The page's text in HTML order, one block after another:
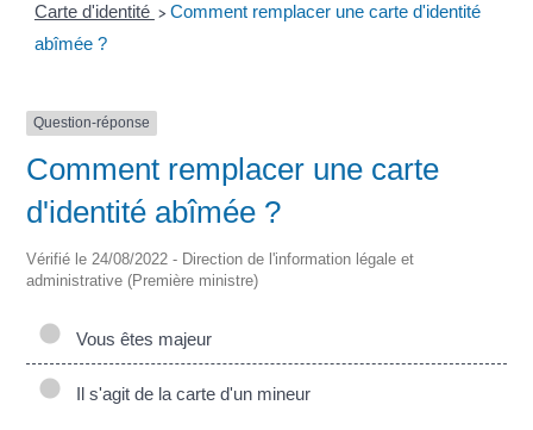
Carte d'identité > Comment remplacer une carte d'identité
abîmée ?
Question-réponse
Comment remplacer une carte
d'identité abîmée ?
Vérifié le 24/08/2022 - Direction de l'information légale et
administrative (Première ministre)
Vous êtes majeur
Il s'agit de la carte d'un mineur